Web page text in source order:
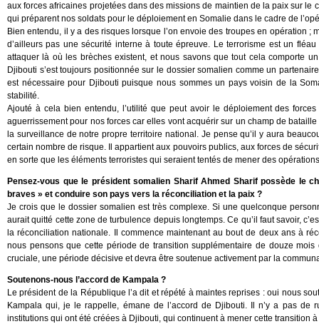
aux forces africaines projetées dans des missions de maintien de la paix sur le
qui préparent nos soldats pour le déploiement en Somalie dans le cadre de
Bien entendu, il y a des risques lorsque l’on envoie des troupes en opération ;
d’ailleurs pas une sécurité interne à toute épreuve. Le terrorisme est un
attaquer là où les brèches existent, et nous savons que tout cela comporte
Djibouti s’est toujours positionnée sur le dossier somalien comme un
est nécessaire pour Djibouti puisque nous sommes un pays voisin de la
stabilité.
Ajouté à cela bien entendu, l’utilité que peut avoir le déploiement des
aguerrissement pour nos forces car elles vont acquérir sur un champ de
la surveillance de notre propre territoire national. Je pense qu’il y aura
certain nombre de risque. Il appartient aux pouvoirs publics, aux forces de
en sorte que les éléments terroristes qui seraient tentés de mener des
Pensez-vous que le président somalien Sharif Ahmed Sharif possède le
braves » et conduire son pays vers la réconciliation et la paix ?
Je crois que le dossier somalien est très complexe. Si une quelconque
aurait quitté cette zone de turbulence depuis longtemps. Ce qu’il faut savoir,
la réconciliation nationale. Il commence maintenant au bout de deux ans à
nous pensons que cette période de transition supplémentaire de douze
cruciale, une période décisive et devra être soutenue activement par la
Soutenons-nous l’accord de Kampala ?
Le président de la République l’a dit et répété à maintes reprises : oui nous
Kampala qui, je le rappelle, émane de l’accord de Djibouti. Il n’y a pas
institutions qui ont été créées à Djibouti, qui continuent à mener cette transition